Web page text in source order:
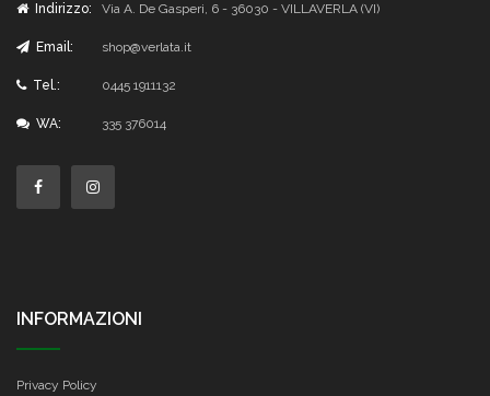
Indirizzo: Via A. De Gasperi, 6 - 36030 - VILLAVERLA (VI)
Email: shop@verlata.it
Tel.: 0445 1911132
WA: 335 376014
INFORMAZIONI
Privacy Policy